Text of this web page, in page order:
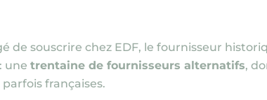
de souscrire chez EDF, le fournisseur
une trentaine de fournisseurs alternatifs,
françaises.